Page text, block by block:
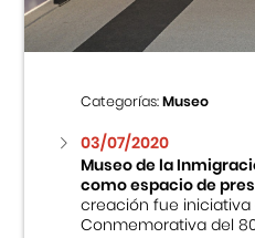
Categorías:Museo
03/07/2020
Museo de la
como espacio de
creación fue iniciativa
Conmemorativa del